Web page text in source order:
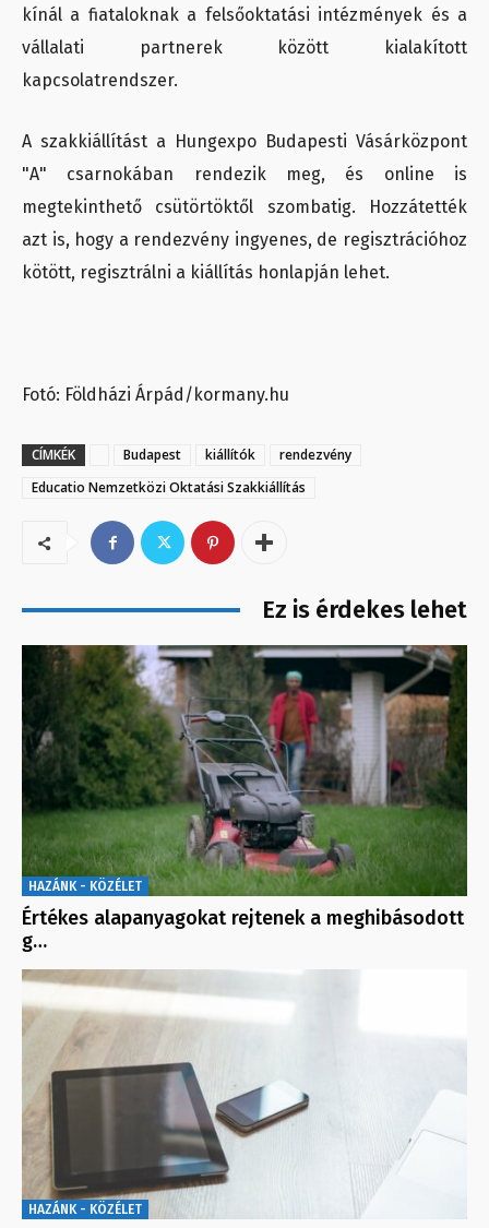
kínál a fiataloknak a felsőoktatási intézmények és a
vállalati partnerek között kialakított
kapcsolatrendszer.
A szakkiállítást a Hungexpo Budapesti Vásárközpont
"A" csarnokában rendezik meg, és online is
megtekinthető csütörtöktől szombatig. Hozzátették
azt is, hogy a rendezvény ingyenes, de regisztrációhoz
kötött, regisztrálni a kiállítás honlapján lehet.
Fotó: Földházi Árpád/kormany.hu
CÍMKÉK Budapest kiállítók
rendezvény
Educatio Nemzetközi Oktatási Szakkiállítás
Ez is érdekes lehet
HAZÁNK - KÖZÉLET
Értékes alapanyagokat rejtenek a meghibásodott
g…
HAZÁNK - KÖZÉLET